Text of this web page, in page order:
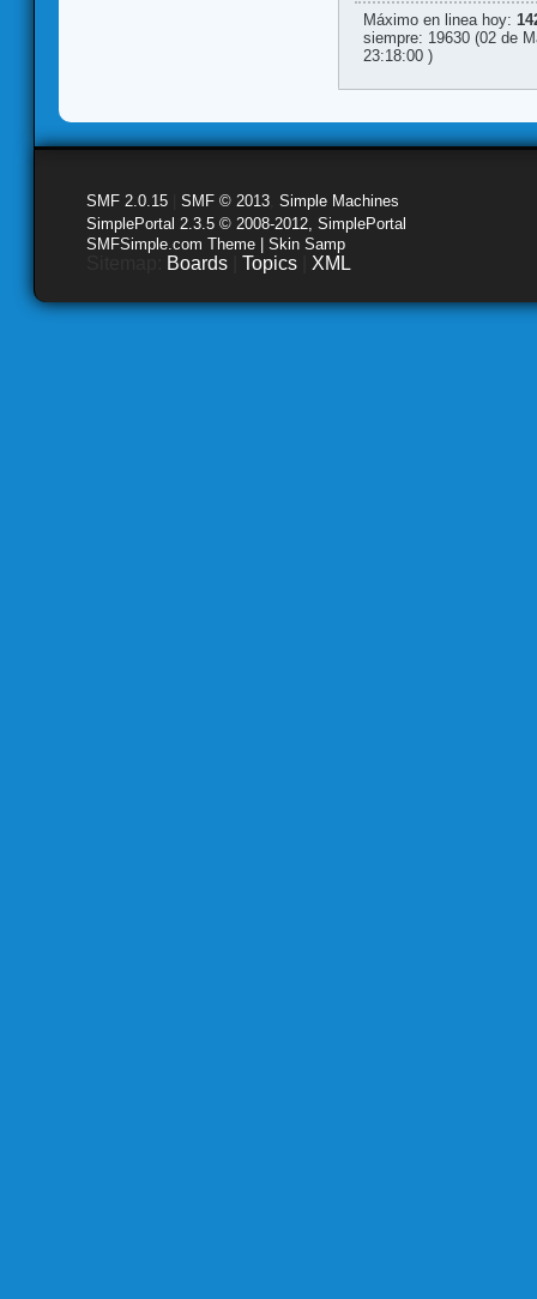
Máximo en linea hoy:
siempre: 19630 (02 de
23:18:00 )
SMF 2.0.15 SMF © 2013 Simple Machines
SimplePortal 2.3.5 © 2008-2012, SimplePortal
SMFSimple.com Theme | Skin Samp
Boards Topics XML